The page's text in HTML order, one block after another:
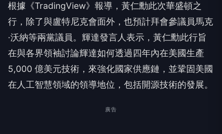
根據《TradingView》報導，黃仁勳此次華盛頓之
行，除了與盧特尼克會面外，也預計拜會參議員馬克
·沃納等兩黨議員。輝達發言人表示，黃仁勳此行旨
在與各界領袖討論輝達如何透過四年內在美國生產
5,000 億美元技術，來強化國家供應鏈，並鞏固美國
在人工智慧領域的領導地位，包括開源技術的發展。
廣告